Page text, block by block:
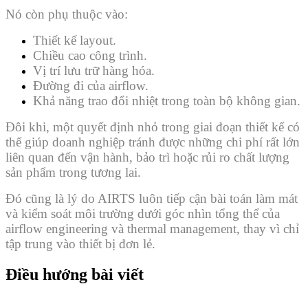
Nó còn phụ thuộc vào:
Thiết kế layout.
Chiều cao công trình.
Vị trí lưu trữ hàng hóa.
Đường đi của airflow.
Khả năng trao đổi nhiệt trong toàn bộ không gian.
Đôi khi, một quyết định nhỏ trong giai đoạn thiết kế có
thể giúp doanh nghiệp tránh được những chi phí rất lớn
liên quan đến vận hành, bảo trì hoặc rủi ro chất lượng
sản phẩm trong tương lai.
Đó cũng là lý do AIRTS luôn tiếp cận bài toán làm mát
và kiểm soát môi trường dưới góc nhìn tổng thể của
airflow engineering và thermal management, thay vì chỉ
tập trung vào thiết bị đơn lẻ.
Điều hướng bài viết